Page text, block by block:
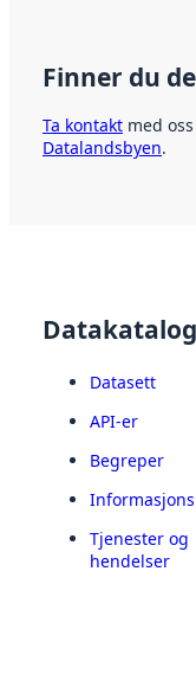
Finner du
Ta kontakt med
Datalandsbyen.
Datasett
API-er
Begreper
Tjenester og
hendelser